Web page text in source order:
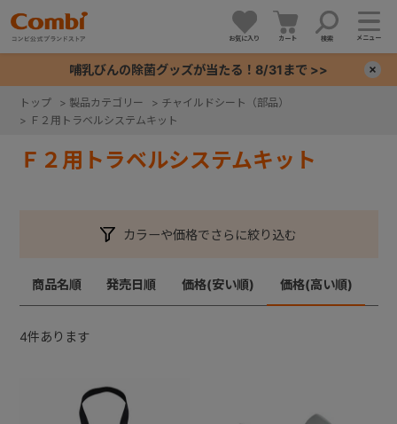
お気に入り カート 検索 メニュー
哺乳びんの除菌グッズが当たる！8/31まで >>
トップ > 製品カテゴリー > チャイルドシート（部品）
> Ｆ２用トラベルシステムキット
Ｆ２用トラベルシステムキット
カラーや価格でさらに絞り込む
商品名順 発売日順 価格(安い順) 価格(高い順)
4件あります